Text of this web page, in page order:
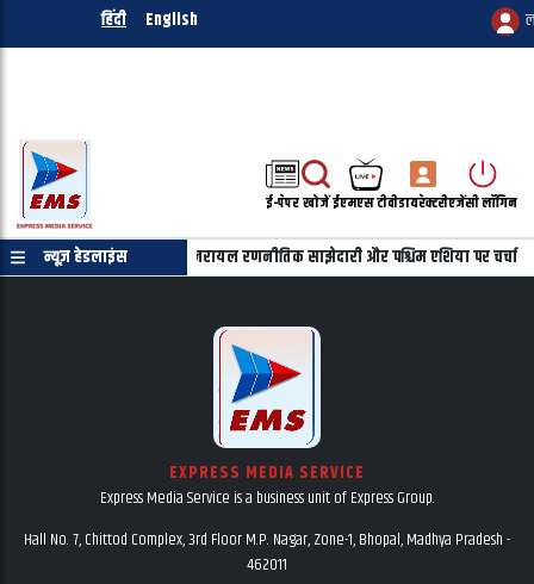
हिंदी English
ई-पेपरखोजेंईएमएस टीवीडायरेक्टरीएजेंसी लॉगिन
न्यूज़ हेडलाइंस
की फोन पर बातचीत, भारत-इजरायल रणनीतिक साझेदारी और पश्चिम एशिया पर चर्चा
EXPRESS MEDIA SERVICE
Express Media Service is a business unit of Express Group.
Hall No. 7, Chittod Complex, 3rd Floor M.P. Nagar, Zone-1, Bhopal, Madhya Pradesh -
462011